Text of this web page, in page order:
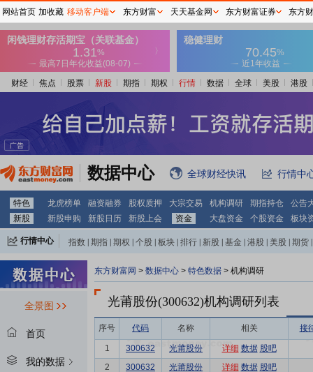
财经 焦点 股票 新股 期指 期权 行情 数据 全球 美股 港股
数据中心 全球财经快讯 行情中
特色 龙虎榜单 融资融券 股权质押 大宗交易 机构调研 期指持仓
公告
新股
新股申购 新股日历 新股上会 资金 大盘资金 个股资金 板块
行情中心 指数 期指 期权 个股 板块 排行 新股 基金 港股 美股 期货
全景图
首页
我的数据
东方财富网 > 数据中心 > 特色数据 > 机构调研
光莆股份(300632)机构调研列表
序号 代码 名称 相关 接
1 300632 光莆股份 详细 数据 股吧
2
300632 光莆股份 详细 数据 股吧
网站首页 加收藏 移动客户端 东方财富 天天基金网 东方财富证券 东方